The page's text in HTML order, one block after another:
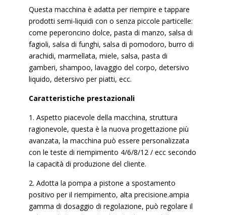
Questa macchina è adatta per riempire e tappare
prodotti semi-liquidi con o senza piccole particelle:
come peperoncino dolce, pasta di manzo, salsa di
fagioli, salsa di funghi, salsa di pomodoro, burro di
arachidi, marmellata, miele, salsa, pasta di
gamberi, shampoo, lavaggio del corpo, detersivo
liquido, detersivo per piatti, ecc.
Caratteristiche prestazionali
1. Aspetto piacevole della macchina, struttura
ragionevole, questa è la nuova progettazione più
avanzata, la macchina può essere personalizzata
con le teste di riempimento 4/6/8/12 / ecc secondo
la capacità di produzione del cliente.
2. Adotta la pompa a pistone a spostamento
positivo per il riempimento, alta precisione.ampia
gamma di dosaggio di regolazione, può regolare il